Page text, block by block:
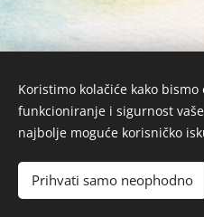
Žabac Bubi j.d.o.o. ©
Koristimo kolačiće kako
funkcioniranje i sigurnost
najbolje moguće korisničko
Prihvati samo neophodno